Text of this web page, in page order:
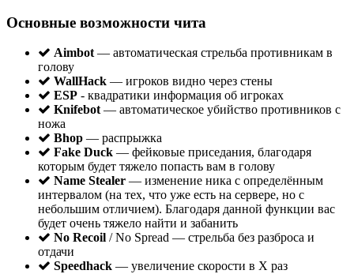
Основные возможности чита
Aimbot — автоматическая стрельба противникам в
голову
WallHack — игроков видно через стены
ESP - квадратики информация об игроках
Knifebot — автоматическое убийство противников с
ножа
Bhop — распрыжка
Fake Duck — фейковые приседания, благодаря
которым будет тяжело попасть вам в голову
Name Stealer — изменение ника с определённым
интервалом (на тех, что уже есть на сервере, но с
небольшим отличием). Благодаря данной функции вас
будет очень тяжело найти и забанить
No Recoil / No Spread — стрельба без разброса и
отдачи
Speedhack — увеличение скорости в Х раз